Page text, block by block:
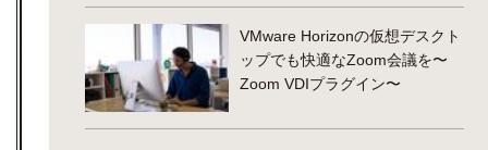
VMware Horizonの仮想デスクト
ップでも快適なZoom会議を〜
Zoom VDIプラグイン〜